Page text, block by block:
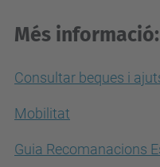
Més informació:
Consultar beques i
Mobilitat
Guia Recomanacions